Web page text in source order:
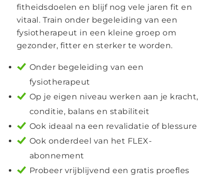
fitheidsdoelen en blijf nog vele jaren fit en
vitaal. Train onder begeleiding van een
fysiotherapeut in een kleine groep om
gezonder, fitter en sterker te worden.
Onder begeleiding van een
fysiotherapeut
Op je eigen niveau werken aan je kracht,
conditie, balans en stabiliteit
Ook ideaal na een revalidatie of blessure
Ook onderdeel van het FLEX-
abonnement
Probeer vrijblijvend een gratis proefles